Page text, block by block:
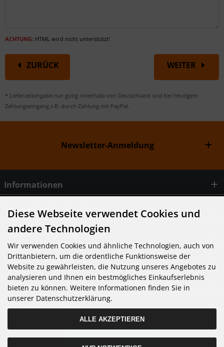
ACHTUNG: HTML wird nicht unterstützt!
ZURÜCK WEITER
* Lieferzeitangabe nur gütig innerhalb von Deutschland und bei heutigem
Zahlungseingang z.B. durch Zahlung mit PayPal.
Newsletter-Anmeldung
Informationen
Cowan Textiles GmbH
Unsere Leistungen
Geprüfte Qualität
Kontakt
Soziale Netzwerke
Vertrag widerrufen
Diese Webseite verwendet Cookies und
andere Technologien
Wir verwenden Cookies und ähnliche Technologien, auch von
Drittanbietern, um die ordentliche Funktionsweise der
Website zu gewährleisten, die Nutzung unseres Angebotes zu
analysieren und Ihnen ein bestmögliches Einkaufserlebnis
bieten zu können. Weitere Informationen finden Sie in
unserer Datenschutzerklärung.
ALLE AKZEPTIEREN